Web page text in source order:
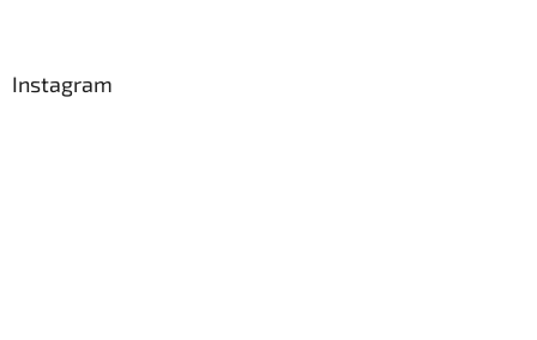
Instagram